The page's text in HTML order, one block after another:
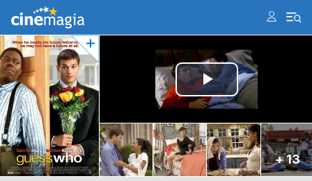
+ 13